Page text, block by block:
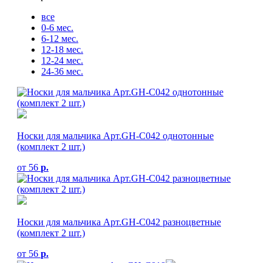
все
0-6 мес.
6-12 мес.
12-18 мес.
12-24 мес.
24-36 мес.
Носки для мальчика Арт.GH-С042 однотонные
(комплект 2 шт.)
от 56 р.
Носки для мальчика Арт.GH-С042 разноцветные
(комплект 2 шт.)
от 56 р.